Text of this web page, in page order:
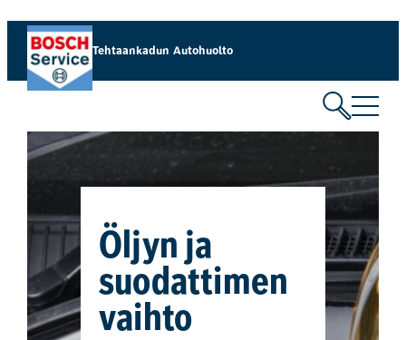
Tehtaankadun Autohuolto
Öljyn ja
suodattimen
vaihto